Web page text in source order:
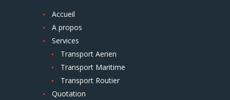
Accueil
A propos
Services
Transport Aerien
Transport Maritime
Transport Routier
Quotation